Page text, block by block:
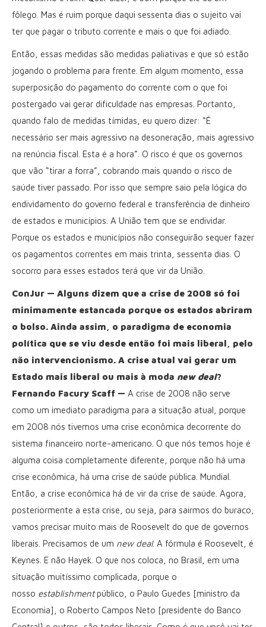
fôlego. Mas é ruim porque daqui sessenta dias o sujeito vai
ter que pagar o tributo corrente e mais o que foi adiado.
Então, essas medidas são medidas paliativas e que só estão
jogando o problema para frente. Em algum momento, essa
superposição do pagamento do corrente com o que foi
postergado vai gerar dificuldade nas empresas. Portanto,
quando falo de medidas tímidas, eu quero dizer: “É
necessário ser mais agressivo na desoneração, mais agressivo
na renúncia fiscal. Esta é a hora”. O risco é que os governos
que vão “tirar a forra”, cobrando mais quando o risco de
saúde tiver passado. Por isso que sempre saio pela lógica do
endividamento do governo federal e transferência de dinheiro
de estados e municípios. A União tem que se endividar.
Porque os estados e municípios não conseguirão sequer fazer
os pagamentos correntes em mais trinta, sessenta dias. O
socorro para esses estados terá que vir da União.
ConJur — Alguns dizem que a crise de 2008 só foi
minimamente estancada porque os estados abriram
o bolso. Ainda assim, o paradigma de economia
política que se viu desde então foi mais liberal, pelo
não intervencionismo. A crise atual vai gerar um
Estado mais liberal ou mais à moda new deal?
Fernando Facury Scaff — A crise de 2008 não serve
como um imediato paradigma para a situação atual, porque
em 2008 nós tivemos uma crise econômica decorrente do
sistema financeiro norte-americano. O que nós temos hoje é
alguma coisa completamente diferente, porque não há uma
crise econômica, há uma crise de saúde pública. Mundial.
Então, a crise econômica há de vir da crise de saúde. Agora,
posteriormente a esta crise, ou seja, para sairmos do buraco,
vamos precisar muito mais de Roosevelt do que de governos
liberais. Precisamos de um new deal. A fórmula é Roosevelt, é
Keynes. E não Hayek. O que nos coloca, no Brasil, em uma
situação muitíssimo complicada, porque o
nosso establishmentpúblico, o Paulo Guedes [ministro da
Economia], o Roberto Campos Neto [presidente do Banco